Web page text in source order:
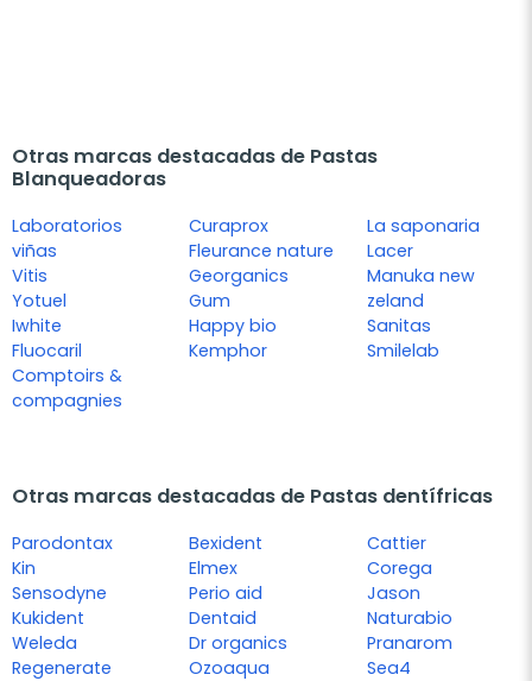
Otras marcas destacadas de Pastas
Blanqueadoras
Laboratorios
viñas
Vitis
Yotuel
Iwhite
Fluocaril
Comptoirs &
compagnies
Curaprox
Fleurance nature
Georganics
Gum
Happy bio
Kemphor
La saponaria
Lacer
Manuka new
zeland
Sanitas
Smilelab
Otras marcas destacadas de Pastas dentífricas
Parodontax
Kin
Sensodyne
Kukident
Weleda
Regenerate
Bexident
Elmex
Perio aid
Dentaid
Dr organics
Ozoaqua
Cattier
Corega
Jason
Naturabio
Pranarom
Sea4